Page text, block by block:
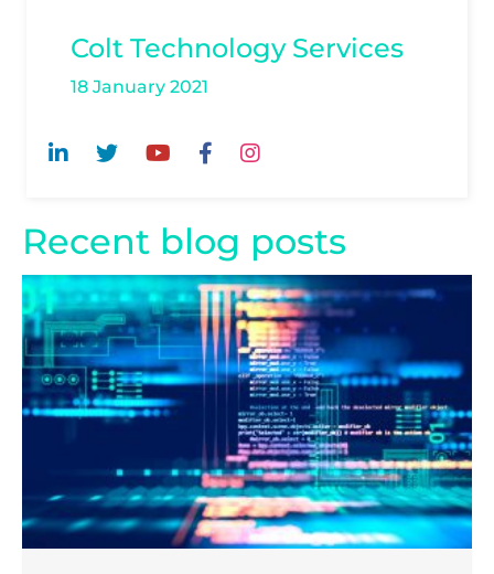
Colt Technology Services
18 January 2021
Recent blog posts